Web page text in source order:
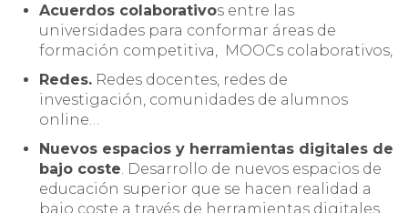
Acuerdos colaborativos entre las
universidades para conformar áreas de
formación competitiva, MOOCs colaborativos,
Redes. Redes docentes, redes de
investigación, comunidades de alumnos
online…
Nuevos espacios y herramientas digitales de
bajo coste. Desarrollo de nuevos espacios de
educación superior que se hacen realidad a
bajo coste a través de herramientas digitales.